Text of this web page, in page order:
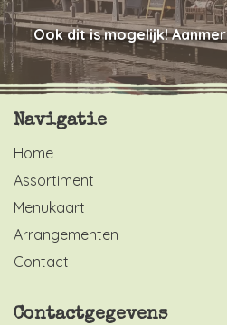
Ook dit is mogelijk!
Navigatie
Home
Assortiment
Menukaart
Arrangementen
Contact
Contactgegevens